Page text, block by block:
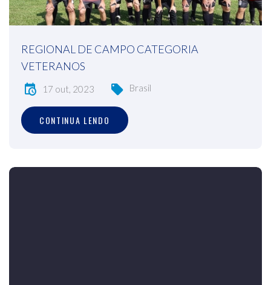
REGIONAL DE CAMPO CATEGORIA
VETERANOS
17 out, 2023 Brasil
CONTINUA LENDO